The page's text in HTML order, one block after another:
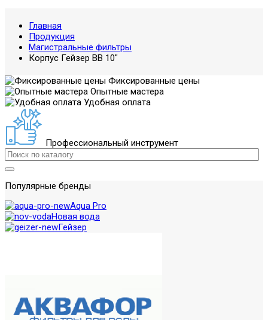
Главная
Продукция
Магистральные фильтры
Корпус Гейзер ВВ 10"
Фиксированные цены
Опытные мастера
Удобная оплата
Профессиональный инструмент
Популярные бренды
Aqua Pro
Новая вода
Гейзер